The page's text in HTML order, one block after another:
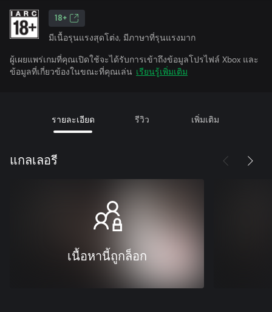
18+
มีเนื้อรุนแรงสุดโต่ง, มีภาษาที่รุนแรงมาก
ผู้เผยแพร่เกมที่คุณเปิดใช้จะได้รับการเข้าถึงข้อมูลโปรไฟล์ Xbox และ
ข้อมูลที่เกี่ยวข้องในขณะที่คุณเล่น เรียนรู้เพิ่มเติม
รายละเอียด รีวิว เพิ่มเติม
แกลเลอรี
เนื้อหานี้ถูกล็อก